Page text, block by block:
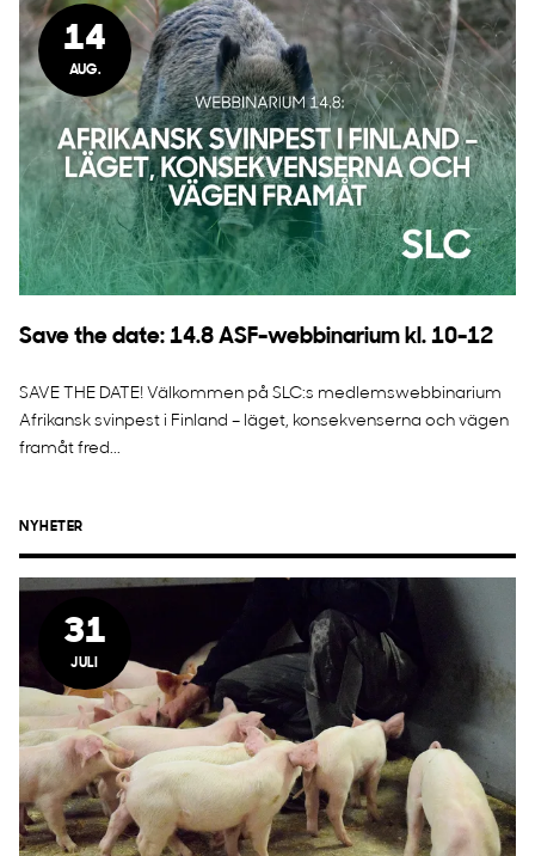
14
AUG.
Save the date: 14.8 ASF-webbinarium kl. 10-12
SAVE THE DATE! Välkommen på SLC:s medlemswebbinarium
Afrikansk svinpest i Finland – läget, konsekvenserna och vägen
framåt fred...
NYHETER
31
JULI